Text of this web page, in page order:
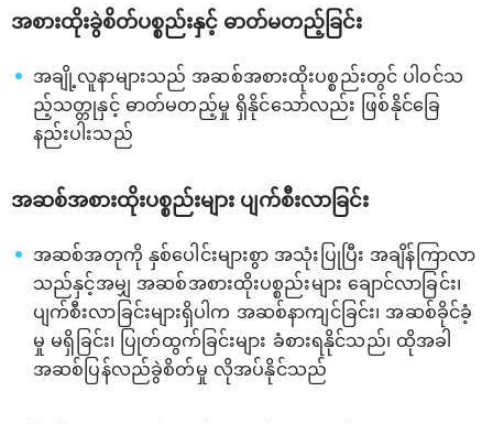
အစားထိုးခွဲစိတ်ပစ္စည်းနှင့် ဓာတ်မတည့်ခြင်း
အချို့လူနာများသည် အဆစ်အစားထိုးပစ္စည်းတွင် ပါဝင်သ
ည့်သတ္တုနှင့် ဓာတ်မတည့်မှု ရှိနိုင်သော်လည်း ဖြစ်နိုင်ခြေ
နည်းပါးသည်
အဆစ်အစားထိုးပစ္စည်းများ ပျက်စီးလာခြင်း
အဆစ်အတုကို နှစ်ပေါင်းများစွာ အသုံးပြုပြီး အချိန်ကြာလာ
သည်နှင့်အမျှ အဆစ်အစားထိုးပစ္စည်းများ ချောင်လာခြင်း၊
ပျက်စီးလာခြင်းများရှိပါက အဆစ်နာကျင်ခြင်း၊ အဆစ်ခိုင်ခံ့
မှု မရှိခြင်း၊ ပြုတ်ထွက်ခြင်းများ ခံစားရနိုင်သည်၊ ထိုအခါ
အဆစ်ပြန်လည်ခွဲစိတ်မှု လိုအပ်နိုင်သည်